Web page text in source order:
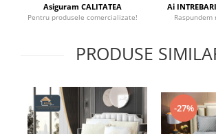
Asiguram CALITATEA
Pentru produsele comercializate!
Ai
PRODUSE
-27%